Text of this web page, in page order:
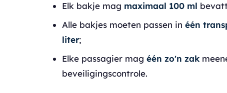
Elk bakje mag maximaal 100 ml
Alle bakjes moeten passen in één
liter;
Elke passagier mag één zo'n zak
beveiligingscontrole.